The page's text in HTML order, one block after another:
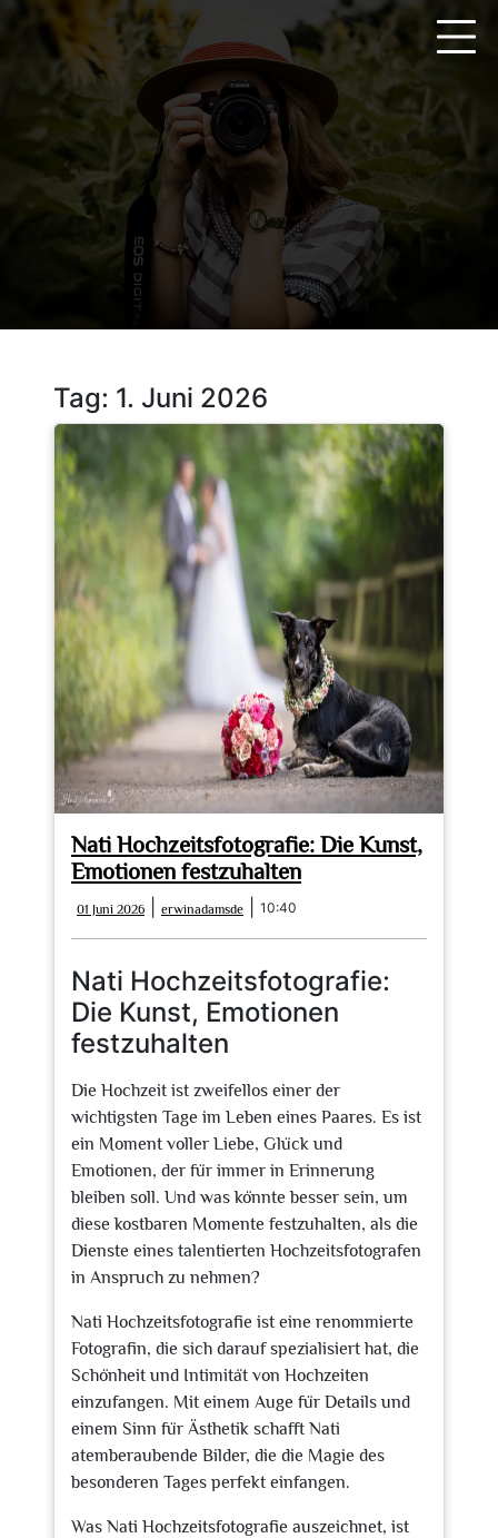
springen
Tag: 1. Juni 2026
Nati Hochzeitsfotografie: Die Kunst,
Emotionen festzuhalten
01 Juni 2026
Juni
2026
erwinadamsde erwinadamsde
10:40
Nati Hochzeitsfotografie:
Die Kunst, Emotionen
festzuhalten
Die Hochzeit ist zweifellos einer der
wichtigsten Tage im Leben eines Paares. Es ist
ein Moment voller Liebe, Glück und
Emotionen, der für immer in Erinnerung
bleiben soll. Und was könnte besser sein, um
diese kostbaren Momente festzuhalten, als die
Dienste eines talentierten Hochzeitsfotografen
in Anspruch zu nehmen?
Nati Hochzeitsfotografie ist eine renommierte
Fotografin, die sich darauf spezialisiert hat, die
Schönheit und Intimität von Hochzeiten
einzufangen. Mit einem Auge für Details und
einem Sinn für Ästhetik schafft Nati
atemberaubende Bilder, die die Magie des
besonderen Tages perfekt einfangen.
Was Nati Hochzeitsfotografie auszeichnet, ist